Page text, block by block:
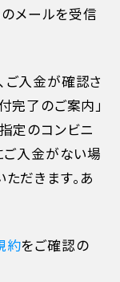
40%
50%
100%
メールを受信
入金が確認さ
完了のご案内」
定のコンビニ
ご入金がない場
だきます。あ
約をご確認の